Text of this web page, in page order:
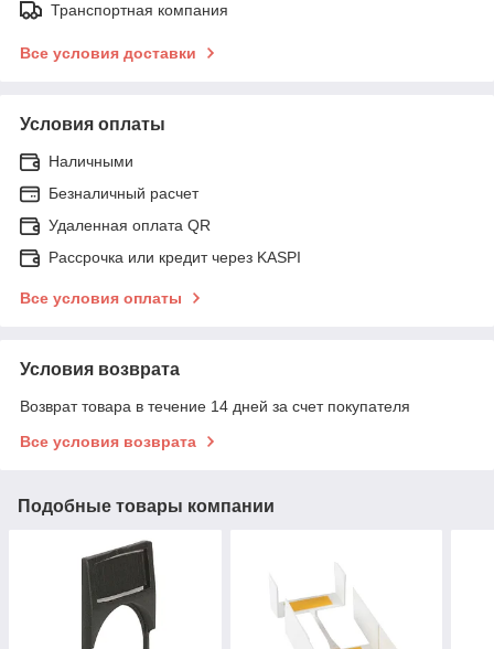
Транспортная компания
Все условия доставки
Условия оплаты
Наличными
Безналичный расчет
Удаленная оплата QR
Рассрочка или кредит через KASPI
Все условия оплаты
Условия возврата
Возврат товара в течение 14 дней за счет покупателя
Все условия возврата
Подобные товары компании